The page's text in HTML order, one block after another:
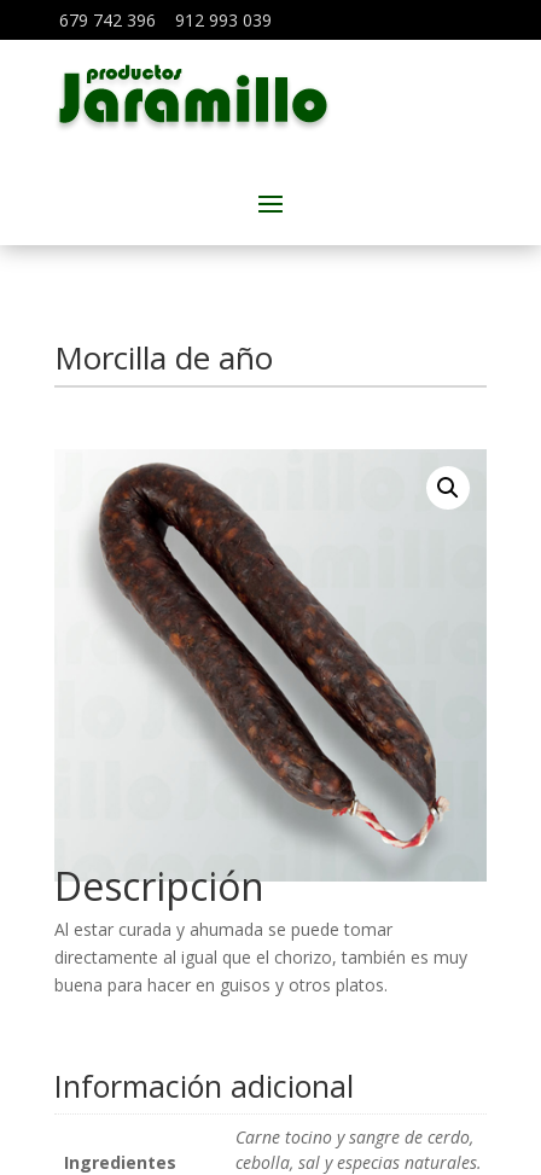
679 742 396 912 993 039
Morcilla de año
Descripción
Al estar curada y ahumada se puede tomar
directamente al igual que el chorizo, también es muy
buena para hacer en guisos y otros platos.
Información adicional
Ingredientes
Carne tocino y sangre de cerdo,
cebolla, sal y especias naturales.